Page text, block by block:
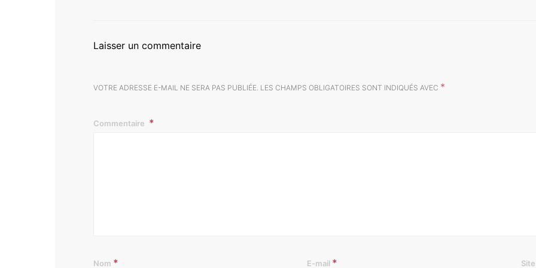
Laisser un commentaire
VOTRE ADRESSE E-MAIL NE SERA PAS PUBLIÉE. LES CHAMPS OBLIGATOIRES SONT INDIQUÉS AVEC *
Commentaire
Nom * E-mail *